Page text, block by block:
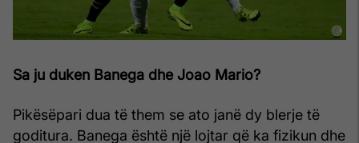
Sa ju duken Banega dhe Joao Mario?
Pikësëpari dua të them se ato janë dy blerje të
goditura. Banega është një lojtar që ka fizikun dhe